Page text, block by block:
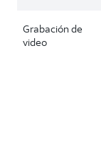
Grabación de
video